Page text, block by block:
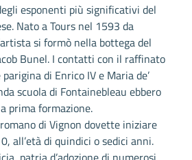
esponenti più significativi del
Nato a Tours nel 1593 da
si formò nella bottega del
Bunel. I contatti con il raffinato
di Enrico IV e Maria de’
scuola di Fontainebleau ebbero
prima formazione.
di Vignon dovette iniziare
all’età di quindici o sedici anni.